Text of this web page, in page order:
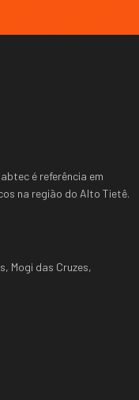
é referência em
na região do Alto Tietê.
Mogi das Cruzes,